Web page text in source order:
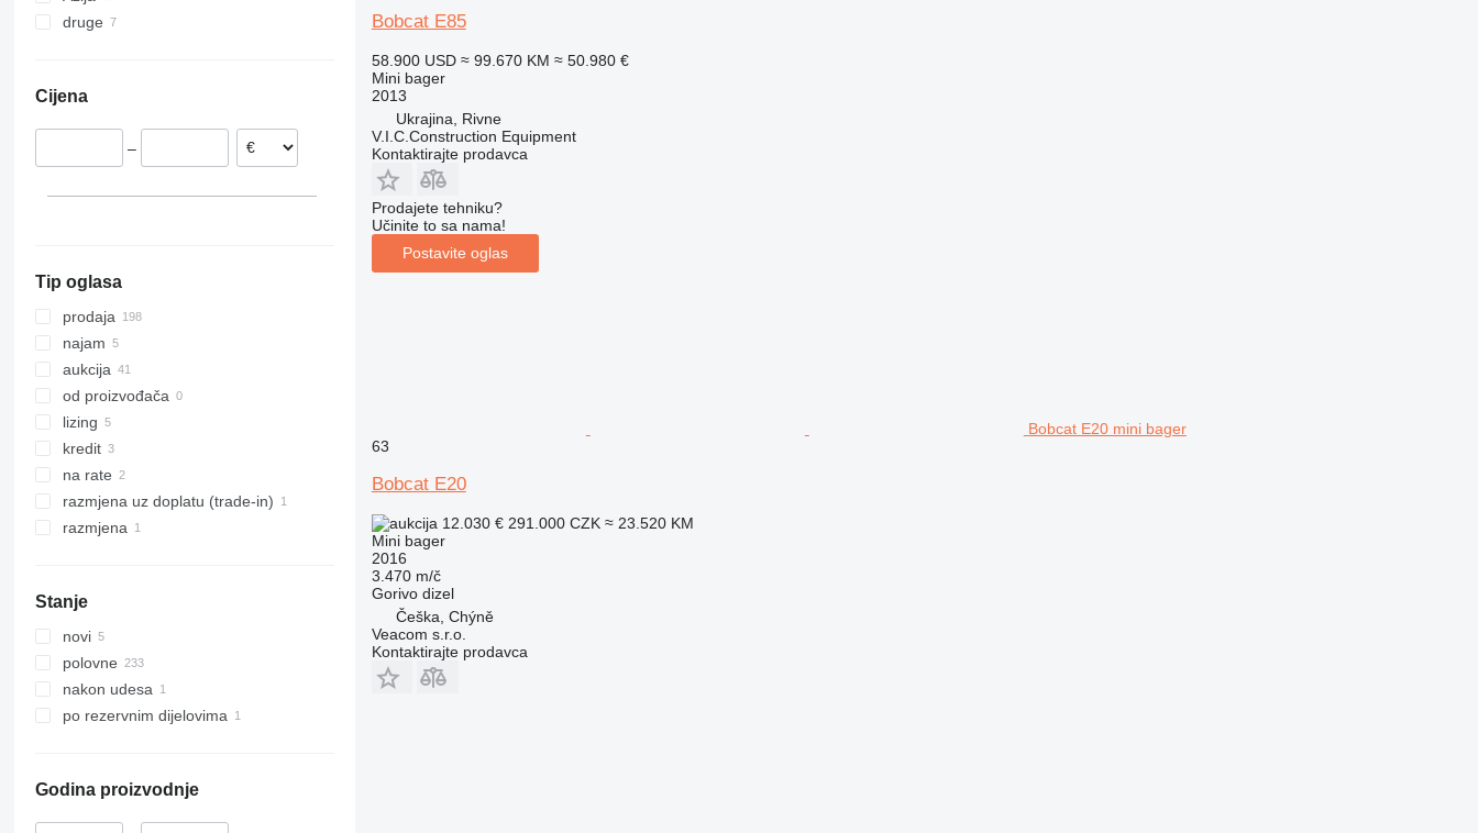
E25
E34
E35
E62
E85
8026
8045
8050
8080
8085
JS
JZ
Francuska
Belgija
Španjolska
Kina
druge
Cijena
–
Tip oglasa
prodaja
najam
aukcija
od proizvođača
lizing
kredit
na rate
razmjena uz doplatu (trade-in)
razmjena
Stanje
novi
polovne
nakon udesa
po rezervnim dijelovima
Godina proizvodnje
Bobcat E85
58.900 USD ≈ 99.670 KM ≈ 50.980 €
Mini bager
2013
Ukrajina, Rivne
V.I.C.Construction Equipment
Kontaktirajte prodavca
Prodajete tehniku?
Učinite to sa nama!
Postavite oglas
Bobcat E20 mini bager
63
Bobcat E20
12.030 € 291.000 CZK ≈ 23.520 KM
Mini bager
2016
3.470 m/č
Gorivo dizel
Češka, Chýně
Veacom s.r.o.
Kontaktirajte prodavca